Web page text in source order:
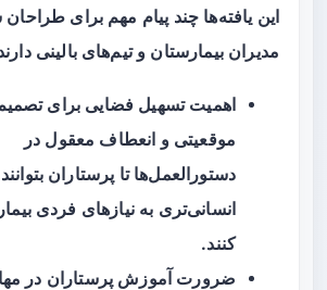
این یافته‌ها چند پیام مهم برای
مدیران بیمارستان و تیم‌های بالینی
اهمیت تسهیل فضایی برای
موقعیتی و انعطاف معقول در
دستورالعمل‌ها تا پرستاران
انسانی‌تری به نیازهای فردی
کنند.
ضرورت آموزش پرستاران در